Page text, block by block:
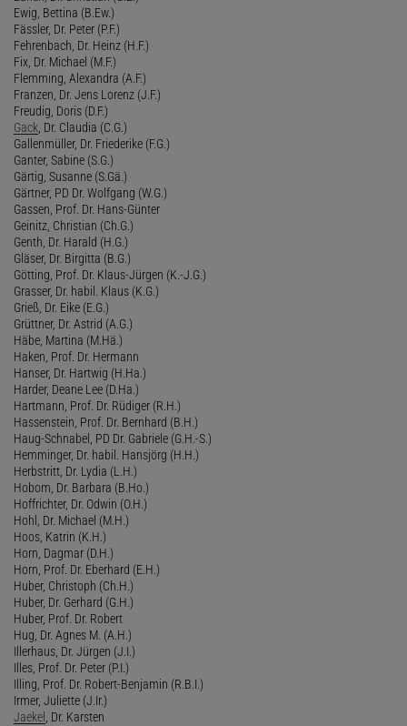
Ewig, Bettina (B.Ew.)
Fässler, Dr. Peter (P.F.)
Fehrenbach, Dr. Heinz (H.F.)
Fix, Dr. Michael (M.F.)
Flemming, Alexandra (A.F.)
Franzen, Dr. Jens Lorenz (J.F.)
Freudig, Doris (D.F.)
Gack , Dr. Claudia (C.G.)
Gallenmüller, Dr. Friederike (F.G.)
Ganter, Sabine (S.G.)
Gärtig, Susanne (S.Gä.)
Gärtner, PD Dr. Wolfgang (W.G.)
Gassen, Prof. Dr. Hans-Günter
Geinitz, Christian (Ch.G.)
Genth, Dr. Harald (H.G.)
Gläser, Dr. Birgitta (B.G.)
Götting, Prof. Dr. Klaus-Jürgen (K.-J.G.)
Grasser, Dr. habil. Klaus (K.G.)
Grieß, Dr. Eike (E.G.)
Grüttner, Dr. Astrid (A.G.)
Häbe, Martina (M.Hä.)
Haken, Prof. Dr. Hermann
Hanser, Dr. Hartwig (H.Ha.)
Harder, Deane Lee (D.Ha.)
Hartmann, Prof. Dr. Rüdiger (R.H.)
Hassenstein, Prof. Dr. Bernhard (B.H.)
Haug-Schnabel, PD Dr. Gabriele (G.H.-S.)
Hemminger, Dr. habil. Hansjörg (H.H.)
Herbstritt, Dr. Lydia (L.H.)
Hobom, Dr. Barbara (B.Ho.)
Hoffrichter, Dr. Odwin (O.H.)
Hohl, Dr. Michael (M.H.)
Hoos, Katrin (K.H.)
Horn, Dagmar (D.H.)
Horn, Prof. Dr. Eberhard (E.H.)
Huber, Christoph (Ch.H.)
Huber, Dr. Gerhard (G.H.)
Huber, Prof. Dr. Robert
Hug, Dr. Agnes M. (A.H.)
Illerhaus, Dr. Jürgen (J.I.)
Illes, Prof. Dr. Peter (P.I.)
Illing, Prof. Dr. Robert-Benjamin (R.B.I.)
Irmer, Juliette (J.Ir.)
Jaekel , Dr. Karsten